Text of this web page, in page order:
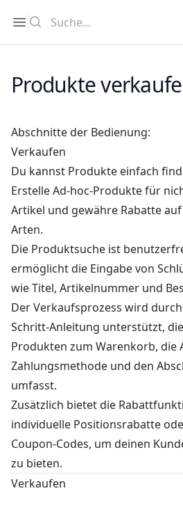
Open sidebar
Produkte
Abschnitte der Bedienung:
Verkaufen
Du kannst Produkte einfach
Erstelle Ad-hoc-Produkte für
Artikel und gewähre Rabatte
Arten.
Die Produktsuche ist
ermöglicht die Eingabe von
wie Titel, Artikelnummer und
Der Verkaufsprozess wird
Schritt-Anleitung unterstützt,
Produkten zum Warenkorb, die
Zahlungsmethode und den
umfasst.
Zusätzlich bietet die
individuelle Positionsrabatte
Coupon-Codes, um deinen
zu bieten.
Verkaufen